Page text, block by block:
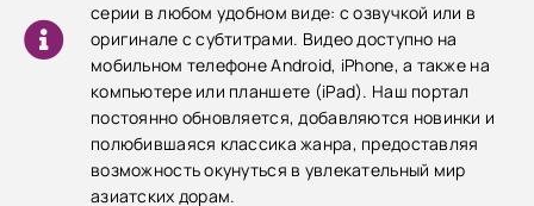
серии в любом удобном виде: с озвучкой или в
оригинале с субтитрами. Видео доступно на
мобильном телефоне Android, iPhone, а также на
компьютере или планшете (iPad). Наш портал
постоянно обновляется, добавляются новинки и
полюбившаяся классика жанра, предоставляя
возможность окунуться в увлекательный мир
азиатских дорам.